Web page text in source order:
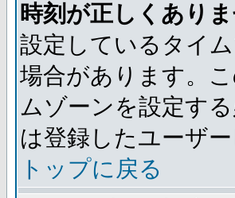
時刻が正しくありま
設定しているタイ
場合があります。
ムゾーンを設定す
は登録したユーザ
トップに戻る